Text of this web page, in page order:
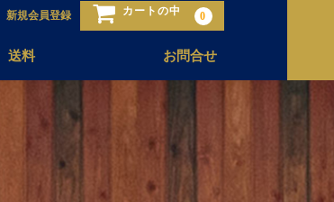
新規会員登録 カートの中 0
送料 お問合せ